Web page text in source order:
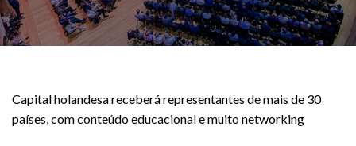
Capital holandesa receberá representantes de mais de 30
países, com conteúdo educacional e muito networking